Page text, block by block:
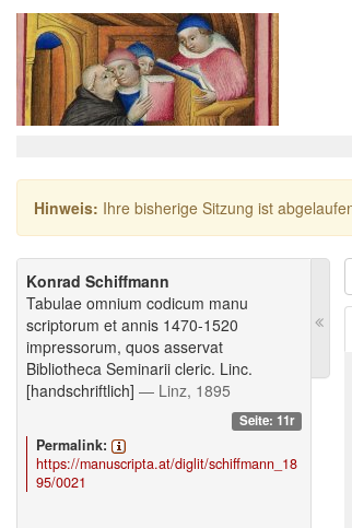
Hinweis: Ihre bisherige Sitzung ist
Konrad Schiffmann
Tabulae omnium codicum manu
scriptorum et annis 1470-1520
impressorum, quos asservat
Bibliotheca Seminarii cleric. Linc.
[handschriftlich] — Linz, 1895
Seite: 11r
Permalink:
https://manuscripta.at/diglit/schiffmann_18
95/0021